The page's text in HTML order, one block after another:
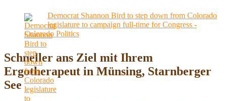
Democrat Shannon Bird to step down from Colorado
legislature to campaign full-time for Congress -
Colorado Politics
Schneller ans Ziel mit Ihrem
Ergotherapeut in Münsing, Starnberger
See